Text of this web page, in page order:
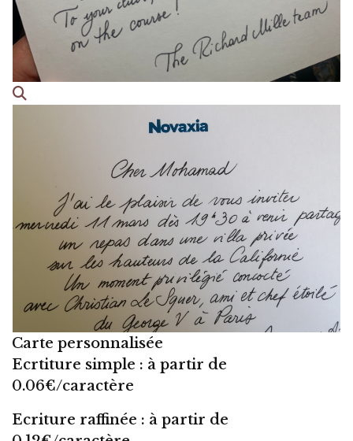
Carte personnalisée
Ecrtiture simple : à partir de
0.06€/caractère
Ecriture raffinée : à partir de